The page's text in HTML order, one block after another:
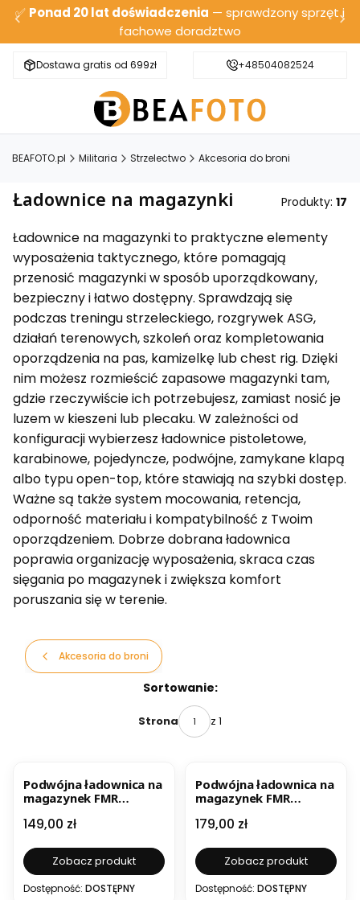
✅ Ponad 20 lat doświadczenia — sprawdzony sprzęt i
fachowe doradztwo
Dostawa gratis od 699zł Bezpieczna wysyłka
+48504082524
BEAFOTO.pl Militaria Strzelectwo Akcesoria do broni
Ładownice na magazynki Produkty: 17
Ładownice na magazynki to praktyczne elementy
wyposażenia taktycznego, które pomagają
przenosić magazynki w sposób uporządkowany,
bezpieczny i łatwo dostępny. Sprawdzają się
podczas treningu strzeleckiego, rozgrywek ASG,
działań terenowych, szkoleń oraz kompletowania
oporządzenia na pas, kamizelkę lub chest rig. Dzięki
nim możesz rozmieścić zapasowe magazynki tam,
gdzie rzeczywiście ich potrzebujesz, zamiast nosić je
luzem w kieszeni lub plecaku. W zależności od
konfiguracji wybierzesz ładownice pistoletowe,
karabinowe, pojedyncze, podwójne, zamykane klapą
albo typu open-top, które stawiają na szybki dostęp.
Ważne są także system mocowania, retencja,
odporność materiału i kompatybilność z Twoim
oporządzeniem. Dobrze dobrana ładownica
poprawia organizację wyposażenia, skraca czas
sięgania po magazynek i zwiększa komfort
poruszania się w terenie.
Akcesoria do broni
Sortowanie:
Strona z 1
Podwójna ładownica na
magazynek FMR
karabin
Cena
149,00 zł
Zobacz produkt
Dostępność: DOSTĘPNY
Podwójna ładownica na
magazynek FMR
karabin + pistolet
Cena
179,00 zł
Zobacz produkt
Dostępność: DOSTĘPNY